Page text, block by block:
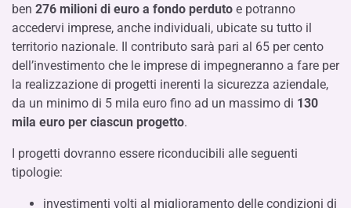
ben 276 milioni di euro a fondo perduto e potranno
accedervi imprese, anche individuali, ubicate su tutto il
territorio nazionale. Il contributo sarà pari al 65 per cento
dell’investimento che le imprese di impegneranno a fare per
la realizzazione di progetti inerenti la sicurezza aziendale,
da un minimo di 5 mila euro fino ad un massimo di 130
mila euro per ciascun progetto.
I progetti dovranno essere riconducibili alle seguenti
tipologie:
investimenti volti al miglioramento delle condizioni di